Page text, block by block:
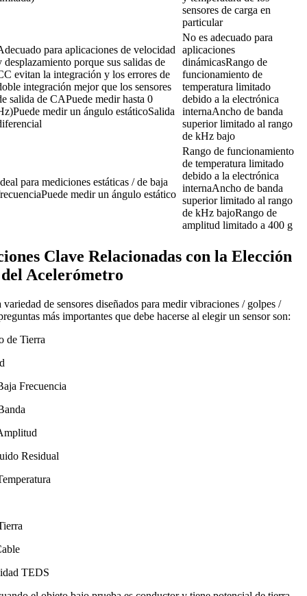
sensores de carga en
particular
para aplicaciones de velocidad
desplazamiento porque sus salidas de
evitan la integración y los errores de
integración mejor que los sensores
salida de CAPuede medir hasta 0
medir un ángulo estáticoSalida
No es adecuado para
aplicaciones
dinámicasRango de
funcionamiento de
temperatura limitado
debido a la electrónica
internaAncho de banda
superior limitado al rango
de kHz bajo
para mediciones estáticas / de baja
medir un ángulo estático
Rango de funcionamiento
de temperatura limitado
debido a la electrónica
internaAncho de banda
superior limitado al rango
de kHz bajoRango de
amplitud limitado a 400 g
Clave Relacionadas con la Elección
Acelerómetro
de sensores diseñados para medir vibraciones / golpes /
más importantes que debe hacerse al elegir un sensor son:
de Tierra
Frecuencia
Residual
TEDS